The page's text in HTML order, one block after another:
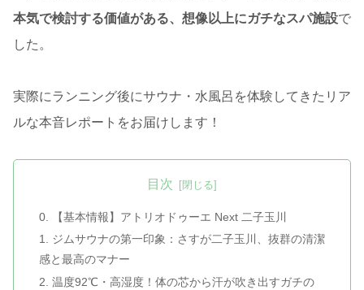
本気で検討する価値がある、想像以上にガチなスパ施設で
した。
実際にランニング後にサウナ・水風呂を体験してきたリア
ルな本音レポートをお届けします！
目次
0. 【基本情報】アトリオドゥーエ Next 二子玉川
1. ジムサウナの第一印象：さすが二子玉川、抜群の清潔
感と最高のマナー
2. 温度92℃・高湿度！体の芯から汗が吹き出すガチの